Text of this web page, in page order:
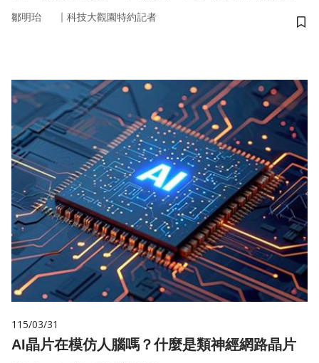
鄒明珆 ｜ 科技大觀園特約記者
儲
115/03/31
AI晶片在模仿人腦嗎？什麼是類神經網路晶片